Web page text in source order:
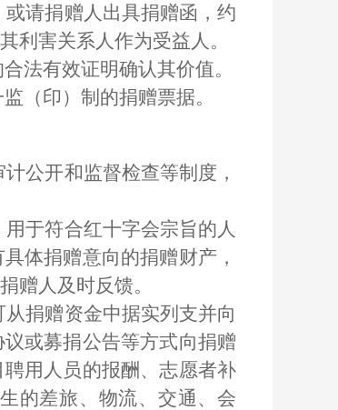
请捐赠人出具捐赠函，约
利害关系人作为受益人。
法有效证明确认其价值。
（印）制的捐赠票据。
公开和监督检查等制度，
于符合红十字会宗旨的人
体捐赠意向的捐赠财产，
赠人及时反馈。
捐赠资金中据实列支并向
或募捐公告等方式向捐赠
用人员的报酬、志愿者补
的差旅、物流、交通、会